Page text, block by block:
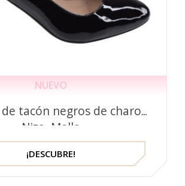
NUEVO
tacón negros de charol,
Niza, Mella
¡DESCUBRE!